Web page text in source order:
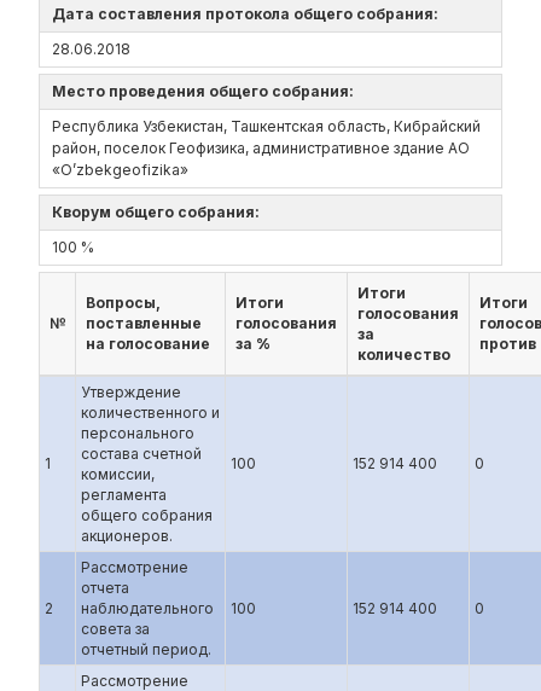
Дата составления протокола общего собрания:
28.06.2018
Место проведения общего собрания:
Республика Узбекистан, Ташкентская область, Кибрайский
район, поселок Геофизика, административное здание АО
«O’zbekgeofizika»
Кворум общего собрания:
100 %
№
Вопросы,
поставленные
на голосование
Итоги
голосования
за %
Итоги
голосования
за
количество
Итоги
против
1
Утверждение
количественного и
персонального
состава счетной
комиссии,
регламента
общего собрания
акционеров.
100 152 914 400 0
2
Рассмотрение
отчета
наблюдательного
совета за
отчетный период.
100 152 914 400 0
Рассмотрение